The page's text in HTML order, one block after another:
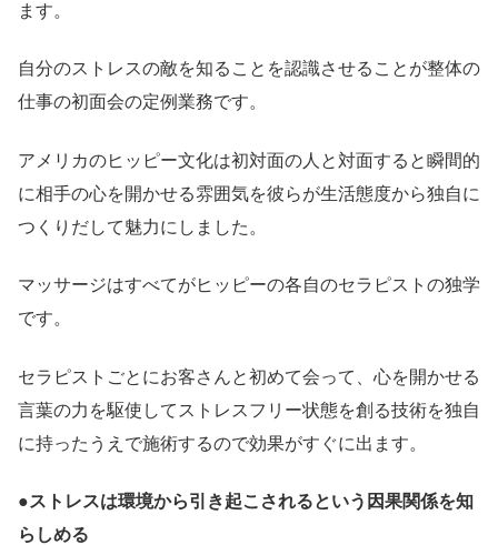
ます。
自分のストレスの敵を知ることを認識させることが整体の
仕事の初面会の定例業務です。
アメリカのヒッピー文化は初対面の人と対面すると瞬間的
に相手の心を開かせる雰囲気を彼らが生活態度から独自に
つくりだして魅力にしました。
マッサージはすべてがヒッピーの各自のセラピストの独学
です。
セラピストごとにお客さんと初めて会って、心を開かせる
言葉の力を駆使してストレスフリー状態を創る技術を独自
に持ったうえで施術するので効果がすぐに出ます。
●ストレスは環境から引き起こされるという因果関係を知
らしめる